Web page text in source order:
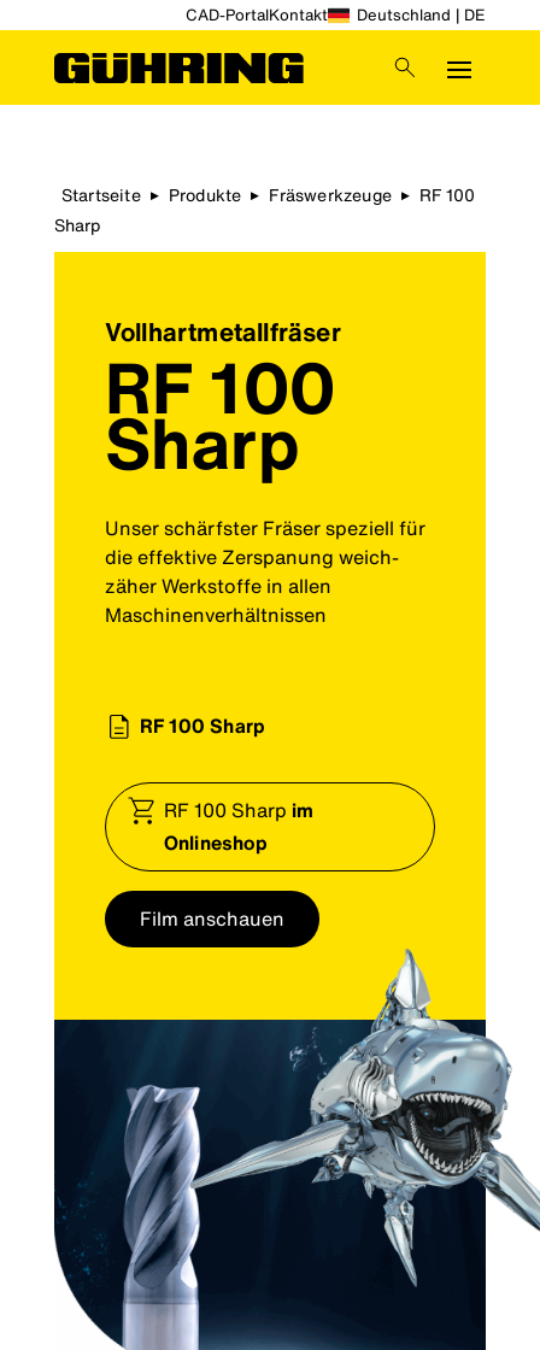
CAD-PortalKontakt Deutschland | DE
Startseite ▶ Produkte ▶ Fräswerkzeuge ▶
RF 100
Sharp
Vollhartmetallfräser
RF 100
Sharp
Unser schärfster Fräser speziell für
die effektive Zerspanung weich-
zäher Werkstoffe in allen
Maschinenverhältnissen
RF 100 Sharp
RF 100 Sharp im
Onlineshop
Film anschauen